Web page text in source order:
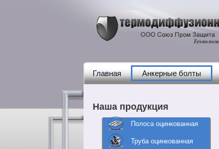
Главная Анкерные болты
Наша продукция
Полоса оцинкованная
Труба оцинкованная